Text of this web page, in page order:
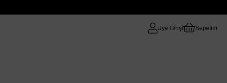
Üye Girişi Sepetim